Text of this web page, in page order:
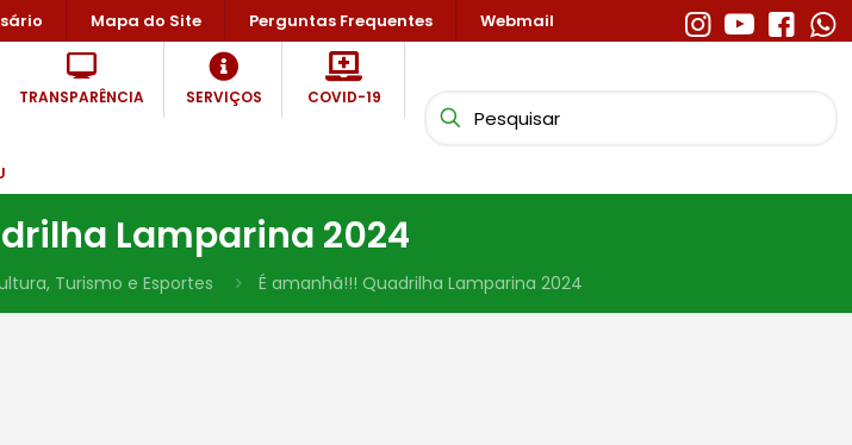
Mapa do Site Perguntas Frequentes Webmail
TRANSPARÊNCIA SERVIÇOS COVID-19
Lamparina 2024
Turismo e Esportes É amanhã!!! Quadrilha Lamparina 2024